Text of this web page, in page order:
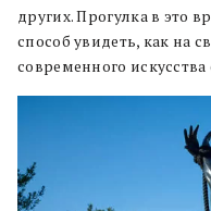
других. Прогулка в это
способ увидеть, как на
современного